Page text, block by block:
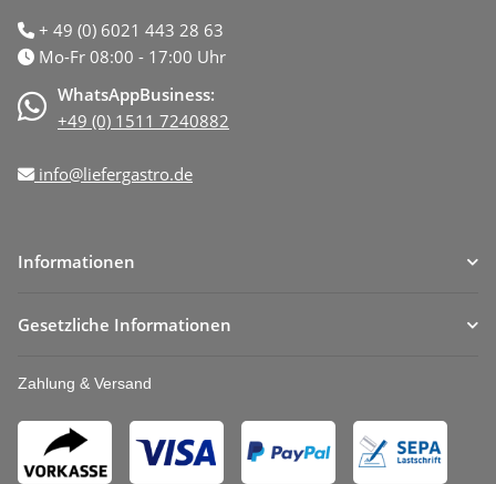
+ 49 (0) 6021 443 28 63
Mo-Fr 08:00 - 17:00 Uhr
WhatsAppBusiness:
+49 (0) 1511 7240882
info@liefergastro.de
Informationen
Gesetzliche Informationen
Zahlung & Versand